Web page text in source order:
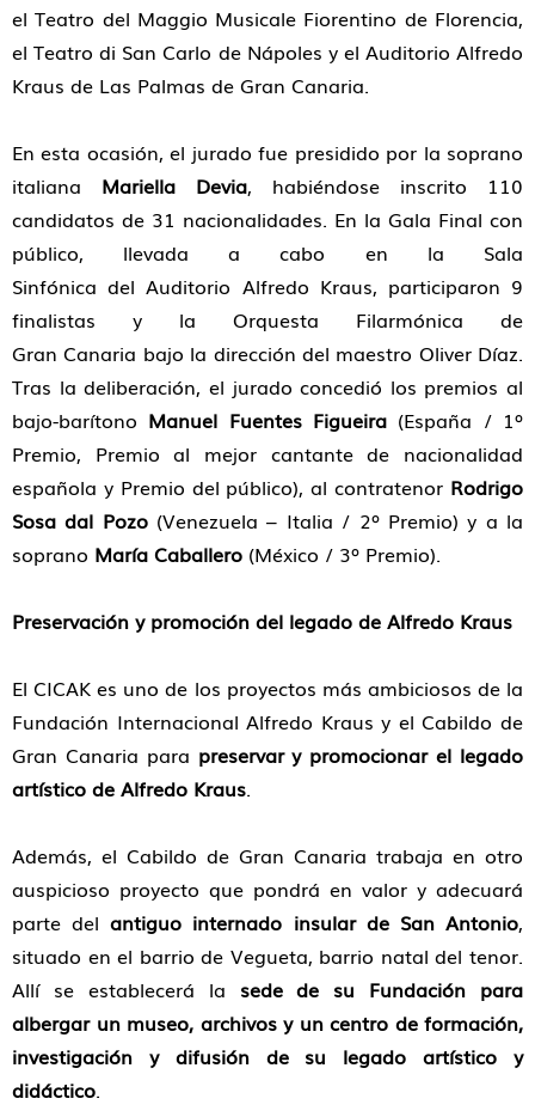
el Teatro del Maggio Musicale Fiorentino de Florencia,
el Teatro di San Carlo de Nápoles y el Auditorio Alfredo
Kraus de Las Palmas de Gran Canaria.
En esta ocasión, el jurado fue presidido por la soprano
italiana Mariella Devia, habiéndose inscrito 110
candidatos de 31 nacionalidades. En la Gala Final con
público, llevada a cabo en la Sala
Sinfónica del Auditorio Alfredo Kraus, participaron 9
finalistas y la Orquesta Filarmónica de
Gran Canaria bajo la dirección del maestro Oliver Díaz.
Tras la deliberación, el jurado concedió los premios al
bajo-barítono Manuel Fuentes Figueira (España / 1º
Premio, Premio al mejor cantante de nacionalidad
española y Premio del público), al contratenor Rodrigo
Sosa dal Pozo(Venezuela – Italia / 2º Premio) y a la
soprano María Caballero (México / 3º Premio).
Preservación y promoción del legado de Alfredo Kraus
El CICAK es uno de los proyectos más ambiciosos de la
Fundación Internacional Alfredo Kraus y el Cabildo de
Gran Canaria para preservar y promocionar el legado
artístico de Alfredo Kraus.
Además, el Cabildo de Gran Canaria trabaja en otro
auspicioso proyecto que pondrá en valor y adecuará
parte delantiguo internado insular de San Antonio,
situado en el barrio de Vegueta, barrio natal del tenor.
Allí se establecerá la sede de su Fundación para
albergar un museo, archivos y un centro de formación,
investigación y difusión de su legado artístico y
didáctico.